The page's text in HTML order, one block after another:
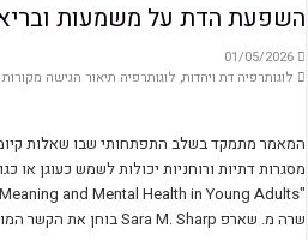
השפעת הדת על משמעות
01/05/2026
לוגותרפיה דת ויהדות, לוגותרפיה תיאור הגישה מקורות
המאמר מתמקד בשלב התפתחותי שבו שאלות
מסגרות דתיות ורוחניות יכולות לשמש כעוגן
שרה מ. שארפ Sara M. Sharp בוחן את הקשר המורכב בין דת, תהליכי יצירת …